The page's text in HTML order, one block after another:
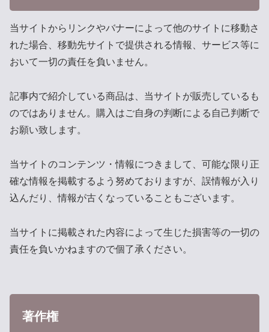
当サイトからリンクやバナーによって他のサイトに移動さ
れた場合、移動先サイトで提供される情報、サービス等に
おいて一切の責任を負いません。
記事内で紹介している商品は、当サイトが販売しているも
のではありません。購入はご自身の判断による自己判断で
お願い致します。
当サイトのコンテンツ・情報につきまして、可能な限り正
確な情報を掲載するよう努めておりますが、誤情報が入り
込んだり、情報が古くなっていることもございます。
当サイトに掲載された内容によって生じた損害等の一切の
責任を負いかねますので個了承ください。
著作権